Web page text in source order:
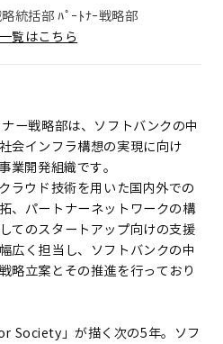
統括部 ﾊﾟｰﾄﾅｰ戦略部
覧はこちら
ー戦略部は、ソフトバンクの中
会インフラ構想の実現に向け
業開発組織です。
ラウド技術を用いた国内外での
、パートナーネットワークの構
てのスタートアップ向けの支援
広く担当し、ソフトバンクの中
略立案とその推進を行っており
Society」が描く次の5年。ソフ